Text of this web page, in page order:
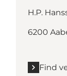
H.P.
6200
Find